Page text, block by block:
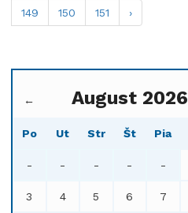
149 150 151 ›
← August 2026
Po Ut Str Št Pia
- - - - -
3 4 5 6 7